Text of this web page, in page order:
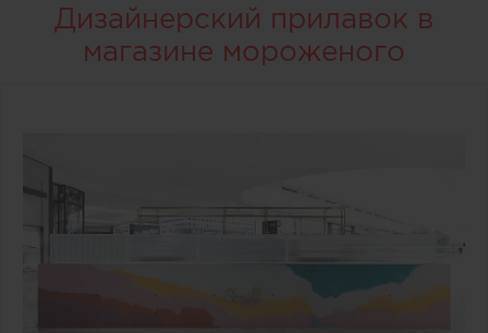
Дизайнерский прилавок в
магазине мороженого